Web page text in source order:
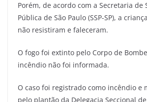
Porém, de acordo com a Secretaria de
Pública de São Paulo (SSP-SP), a
não resistiram e faleceram.
O fogo foi extinto pelo Corpo de
incêndio não foi informada.
O caso foi registrado como incêndio e
pelo plantão da Delegacia Seccional